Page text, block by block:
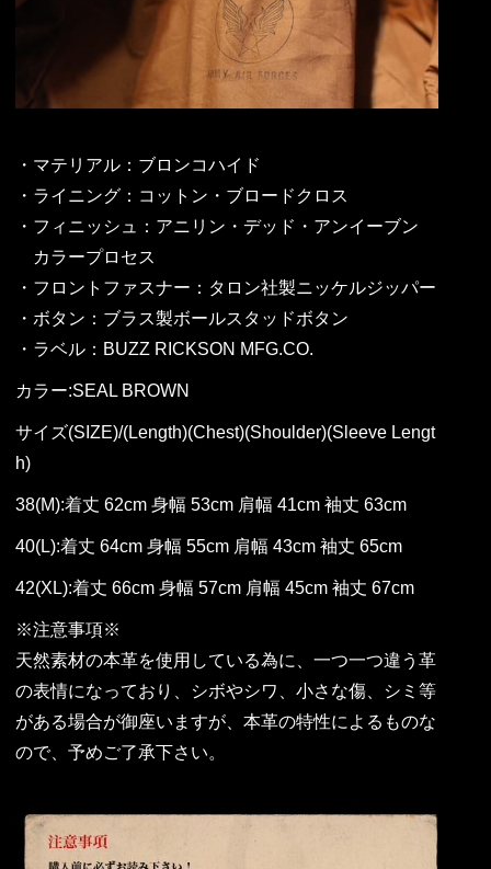
・マテリアル：ブロンコハイド
・ライニング：コットン・ブロードクロス
・フィニッシュ：アニリン・デッド・アンイーブン
カラープロセス
・フロントファスナー：タロン社製ニッケルジッパー
・ボタン：ブラス製ボールスタッドボタン
・ラベル：BUZZ RICKSON MFG.CO.
カラー:SEAL BROWN
サイズ(SIZE)/(Length)(Chest)(Shoulder)(Sleeve Lengt
h)
38(M):着丈 62cm 身幅 53cm 肩幅 41cm 袖丈 63cm
40(L):着丈 64cm 身幅 55cm 肩幅 43cm 袖丈 65cm
42(XL):着丈 66cm 身幅 57cm 肩幅 45cm 袖丈 67cm
※注意事項※
天然素材の本革を使用している為に、一つ一つ違う革
の表情になっており、シボやシワ、小さな傷、シミ等
がある場合が御座いますが、本革の特性によるものな
ので、予めご了承下さい。